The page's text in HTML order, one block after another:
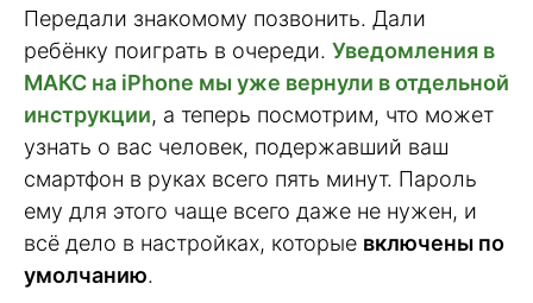
Передали знакомому позвонить. Дали
ребёнку поиграть в очереди. Уведомления в
МАКС на iPhone мы уже вернули в отдельной
инструкции, а теперь посмотрим, что может
узнать о вас человек, подержавший ваш
смартфон в руках всего пять минут. Пароль
ему для этого чаще всего даже не нужен, и
всё дело в настройках, которые включены по
умолчанию.